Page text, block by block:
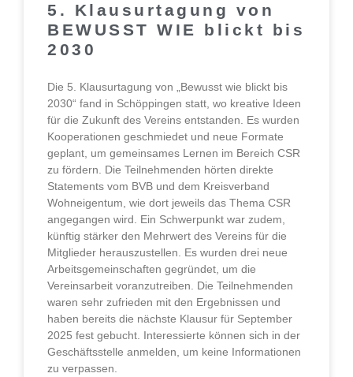
5. Klausurtagung von
BEWUSST WIE blickt bis
2030
Die 5. Klausurtagung von „Bewusst wie blickt bis
2030“ fand in Schöppingen statt, wo kreative Ideen
für die Zukunft des Vereins entstanden. Es wurden
Kooperationen geschmiedet und neue Formate
geplant, um gemeinsames Lernen im Bereich CSR
zu fördern. Die Teilnehmenden hörten direkte
Statements vom BVB und dem Kreisverband
Wohneigentum, wie dort jeweils das Thema CSR
angegangen wird. Ein Schwerpunkt war zudem,
künftig stärker den Mehrwert des Vereins für die
Mitglieder herauszustellen. Es wurden drei neue
Arbeitsgemeinschaften gegründet, um die
Vereinsarbeit voranzutreiben. Die Teilnehmenden
waren sehr zufrieden mit den Ergebnissen und
haben bereits die nächste Klausur für September
2025 fest gebucht. Interessierte können sich in der
Geschäftsstelle anmelden, um keine Informationen
zu verpassen.